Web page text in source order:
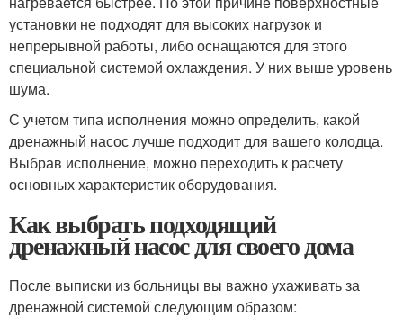
установки не подходят для высоких нагрузок и
непрерывной работы, либо оснащаются для этого
специальной системой охлаждения. У них выше уровень
шума.
С учетом типа исполнения можно определить, какой
дренажный насос лучше подходит для вашего колодца.
Выбрав исполнение, можно переходить к расчету
основных характеристик оборудования.
Как выбрать подходящий
дренажный насос для своего дома
После выписки из больницы вы важно ухаживать за
дренажной системой следующим образом: